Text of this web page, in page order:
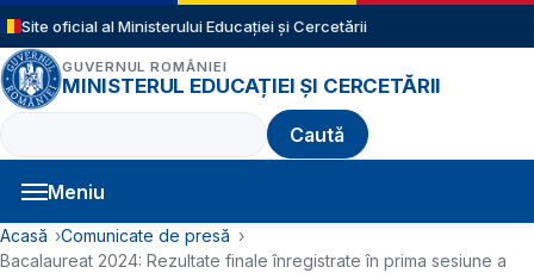
Sari la conținutul principal
Site oficial al Ministerului Educației și Cercetării
GUVERNUL ROMÂNIEI
MINISTERUL EDUCAȚIEI ȘI CERCETĂRII
Caută
Meniu
Navigație principală
Cale de navigare
Acasă
Comunicate de presă
Bacalaureat 2024: Rezultate finale înregistrate în prima sesiune a